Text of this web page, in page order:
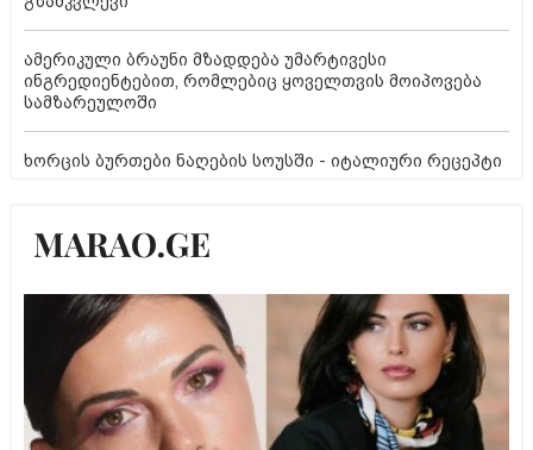
ამერიკული ბრაუნი მზადდება უმარტივესი
ინგრედიენტებით, რომლებიც ყოველთვის მოიპოვება
სამზარეულოში
ხორცის ბურთები ნაღების სოუსში - იტალიური რეცეპტი